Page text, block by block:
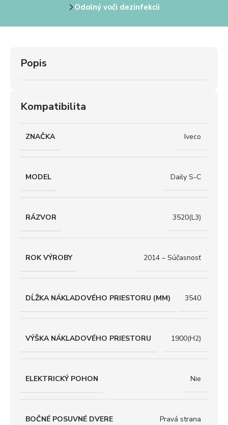
Odolný voči dezinfekcii
Popis
Kompatibilita
ZNAČKA Iveco
MODEL Daily S-C
RÁZVOR 3520(L3)
ROK VÝROBY 2014 – Súčasnosť
DĹŽKA NÁKLADOVÉHO PRIESTORU (MM) 3540
VÝŠKA NÁKLADOVÉHO PRIESTORU 1900(H2)
ELEKTRICKÝ POHON Nie
BOČNÉ POSUVNÉ DVERE Pravá strana